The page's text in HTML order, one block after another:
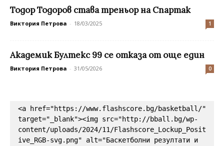
Тодор Тодоров става треньор на Спартак
Виктория Петрова - 18/03/2025 1
Академик Бултекс 99 се отказа от още един
Виктория Петрова - 31/05/2026 0
<a href="https://www.flashscore.bg/basketball/"
target="_blank"><img src="http://bball.bg/wp-
content/uploads/2024/11/Flashscore_Lockup_Posit
ive_RGB-svg.png" alt="Баскетболни резултати и